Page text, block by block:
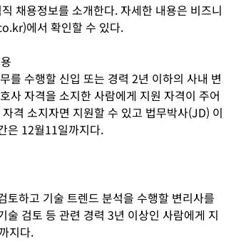
채용정보를 소개한다. 자세한 내용은 비즈니
에서 확인할 수 있다.
를 수행할 신입 또는 경력 2년 이하의 사내 변
사 자격을 소지한 사람에게 지원 자격이 주어
격 소지자면 지원할 수 있고 법무박사(JD) 이
은 12월11일까지다.
토하고 기술 트렌드 분석을 수행할 변리사를
검토 등 관련 경력 3년 이상인 사람에게 지
지다.